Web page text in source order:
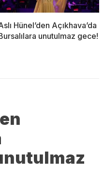
Hünel’den Açıkhava’da
unutulmaz gece!